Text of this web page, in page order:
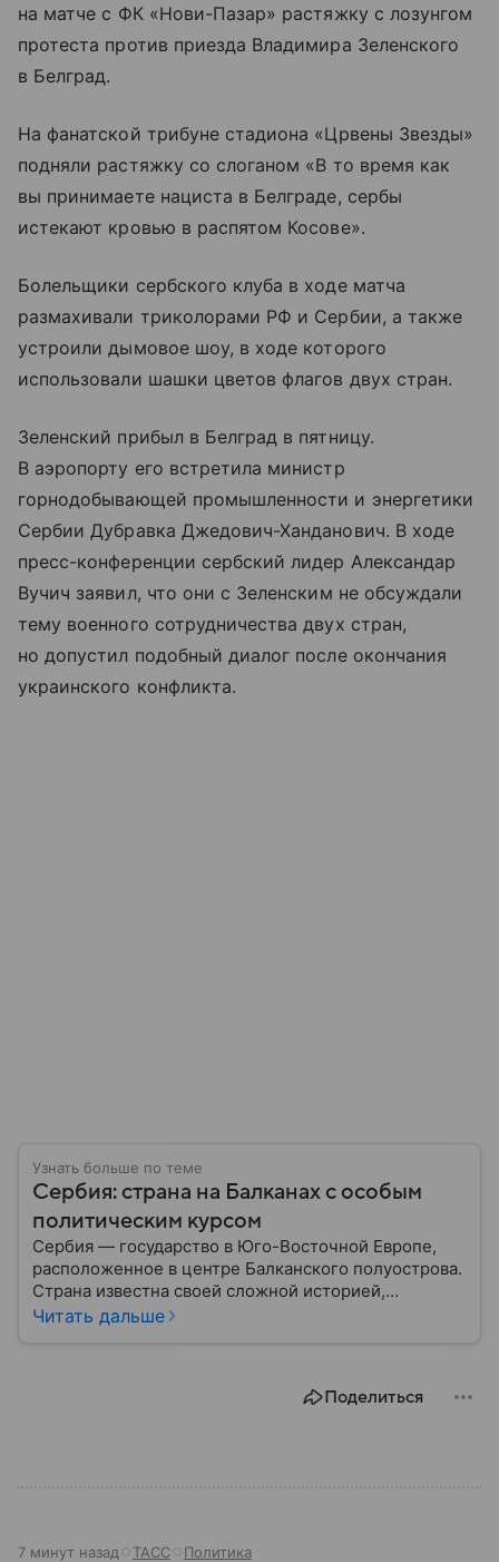
на матче с ФК «Нови-Пазар» растяжку с лозунгом
протеста против приезда Владимира Зеленского
в Белград.
На фанатской трибуне стадиона «Црвены Звезды»
подняли растяжку со слоганом «В то время как
вы принимаете нациста в Белграде, сербы
истекают кровью в распятом Косове».
Болельщики сербского клуба в ходе матча
размахивали триколорами РФ и Сербии, а также
устроили дымовое шоу, в ходе которого
использовали шашки цветов флагов двух стран.
Зеленский прибыл в Белград в пятницу.
В аэропорту его встретила министр
горнодобывающей промышленности и энергетики
Сербии Дубравка Джедович-Ханданович. В ходе
пресс-конференции сербский лидер Александар
Вучич заявил, что они с Зеленским не обсуждали
тему военного сотрудничества двух стран,
но допустил подобный диалог после окончания
украинского конфликта.
Узнать больше по теме
Сербия: страна на Балканах с особым
политическим курсом
Сербия — государство в Юго-Восточной Европе,
расположенное в центре Балканского полуострова.
Страна известна своей сложной историей,
культурным наследием и особым
Читать дальше
Поделиться
7 минут назад ТАСС Политика